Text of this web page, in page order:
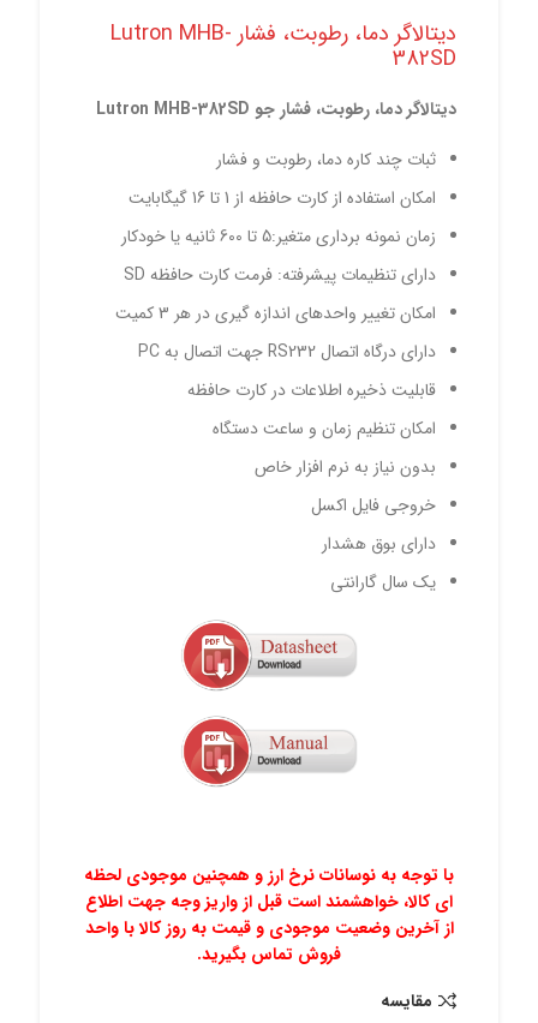
دیتالاگر دما، رطوبت، فشار Lutron MHB-
382SD
دیتالاگر دما، رطوبت، فشار جو Lutron MHB-382SD
ثبات چند کاره دما، رطوبت و فشار
امکان استفاده از کارت حافظه از 1 تا 16 گیگابایت
زمان نمونه برداری متغیر:5 تا 600 ثانیه یا خودکار
دارای تنظیمات پیشرفته: فرمت کارت حافظه SD
امکان تغییر واحدهای اندازه گیری در هر 3 کمیت
دارای درگاه اتصال RS232 جهت اتصال به PC
قابلیت ذخیره اطلاعات در کارت حافظه
امکان تنظیم زمان و ساعت دستگاه
بدون نیاز به نرم افزار خاص
خروجی فایل اکسل
دارای بوق هشدار
یک سال گارانتی
با توجه به نوسانات نرخ ارز و همچنین موجودی لحظه
ای کالا، خواهشمند است قبل از واریز وجه جهت اطلاع
از آخرین وضعیت موجودی و قیمت به روز کالا با واحد
فروش تماس بگیرید.
مقايسه